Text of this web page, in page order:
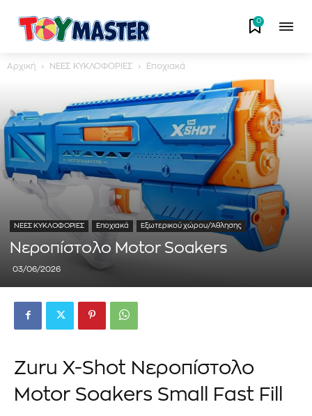
0
Αρχική ΝΕΕΣ ΚΥΚΛΟΦΟΡΙΕΣ Εποχιακά
ΝΕΕΣ ΚΥΚΛΟΦΟΡΙΕΣ Εποχιακά Εξωτερικού χώρου/Άθλησης
Νεροπίστολο Motor Soakers
03/06/2026
Zuru X-Shot Νεροπίστολο
Motor Soakers Small Fast Fill